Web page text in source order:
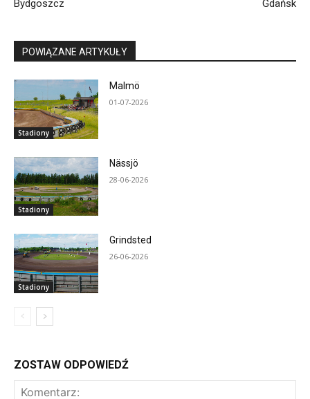
Bydgoszcz Gdańsk
POWIĄZANE ARTYKUŁY
Stadiony
Malmö
01-07-2026
Stadiony
Nässjö
28-06-2026
Stadiony
Grindsted
26-06-2026
ZOSTAW ODPOWIEDŹ